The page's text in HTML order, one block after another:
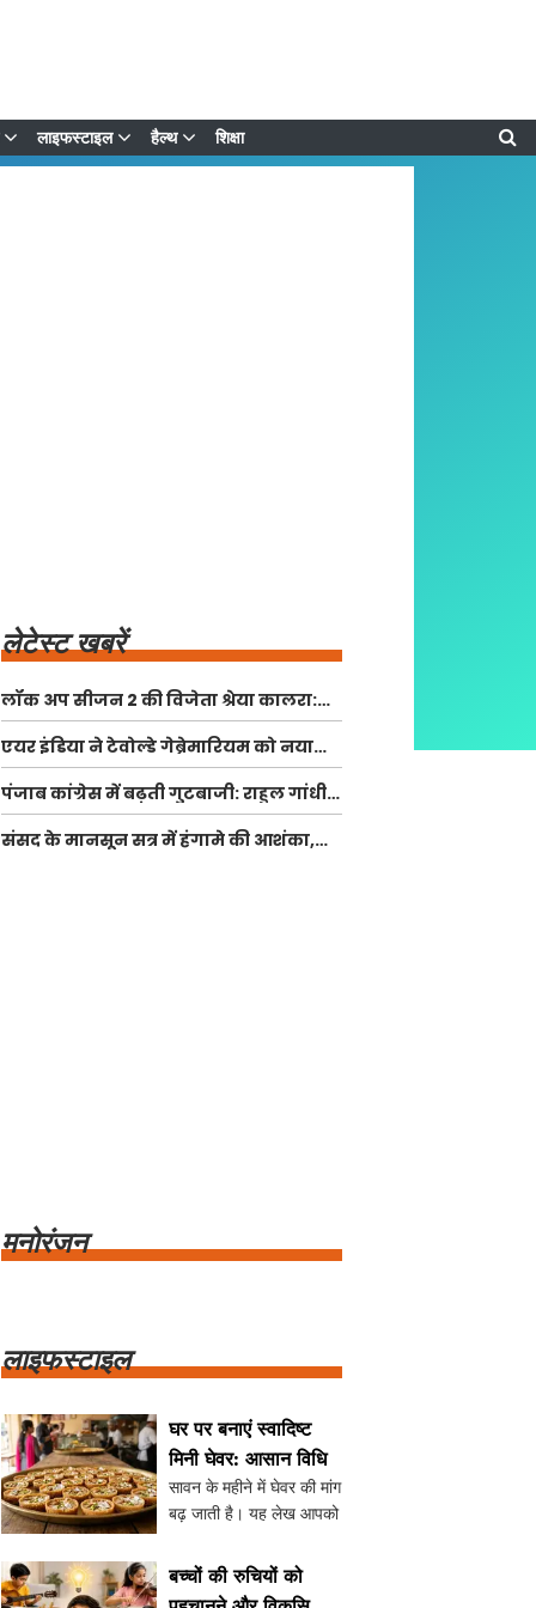
लाइफस्टाइल हैल्थ शिक्षा
लेटेस्ट खबरें
लॉक अप सीजन 2 की विजेता श्रेया कालरा:
नेट वर्थ, शिक्षा और व्यक्तिगत जीवन
एयर इंडिया ने टेवोल्डे गेब्रेमारियम को नया
CEO नियुक्त किया
पंजाब कांग्रेस में बढ़ती गुटबाजी: राहुल गांधी
ने मांगी रिपोर्ट
संसद के मानसून सत्र में हंगामे की आशंका,
मनोरंजन
लाइफस्टाइल
घर पर बनाएं स्वादिष्ट
मिनी घेवर: आसान विधि
सावन के महीने में घेवर की मांग
बढ़ जाती है। यह लेख आपको
तीन आसान तरीकों के बारे में
बताएगा। जानें सामग्री और
बच्चों की रुचियों को